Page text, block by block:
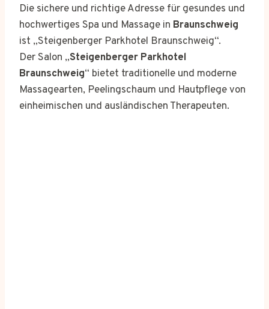
Die sichere und richtige Adresse für gesundes und
hochwertiges Spa und Massage in Braunschweig
ist „Steigenberger Parkhotel Braunschweig“.
Der Salon „Steigenberger Parkhotel
Braunschweig“ bietet traditionelle und moderne
Massagearten, Peelingschaum und Hautpflege von
einheimischen und ausländischen Therapeuten.